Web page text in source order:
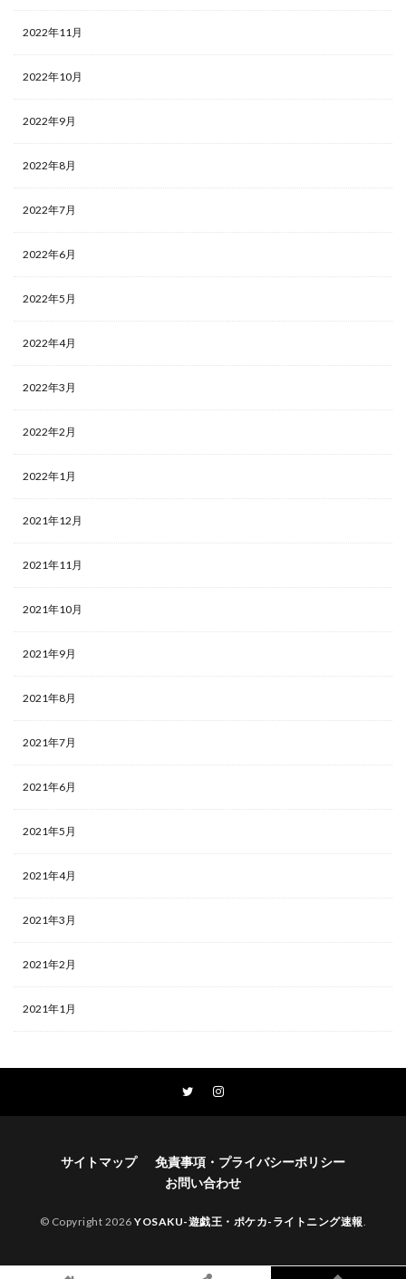
2022年11月
2022年10月
2022年9月
2022年8月
2022年7月
2022年6月
2022年5月
2022年4月
2022年3月
2022年2月
2022年1月
2021年12月
2021年11月
2021年10月
2021年9月
2021年8月
2021年7月
2021年6月
2021年5月
2021年4月
2021年3月
2021年2月
2021年1月
サイトマップ
免責事項・プライバシーポリシー
お問い合わせ
© Copyright 2026YOSAKU-遊戯王・ポケカ-ライトニング速報